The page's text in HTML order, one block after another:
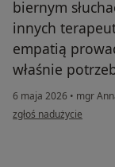
biernym
innych
empatią
właśnie
6 maja 2026 • mgr
w opinii użytkownika
zgłoś nadużycie